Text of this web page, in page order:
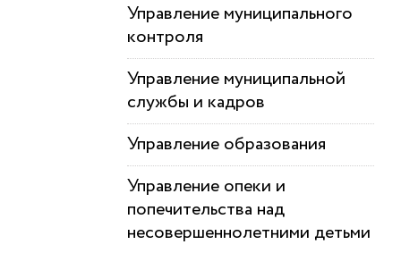
Управление муниципального
контроля
Управление муниципальной
службы и кадров
Управление образования
Управление опеки и
попечительства над
несовершеннолетними детьми